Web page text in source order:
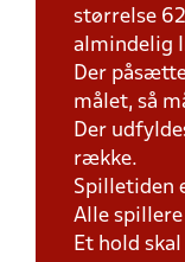
størrelse
almindelig
Der
målet, så
Der
række.
Spilletiden
Alle
Et hold